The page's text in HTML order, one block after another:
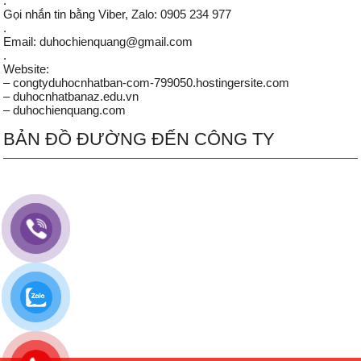
Gọi nhắn tin bằng Viber, Zalo: 0905 234 977
.
Email: duhochienquang@gmail.com
.
Website:
– congtyduhocnhatban-com-799050.hostingersite.com
– duhocnhatbanaz.edu.vn
– duhochienquang.com
BẢN ĐỒ ĐƯỜNG ĐẾN CÔNG TY